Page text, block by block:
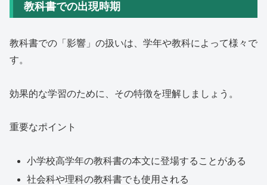
教科書での出現時期
教科書での「影響」の扱いは、学年や教科によって様々で
す。
効果的な学習のために、その特徴を理解しましょう。
重要なポイント
小学校高学年の教科書の本文に登場することがある
社会科や理科の教科書でも使用される